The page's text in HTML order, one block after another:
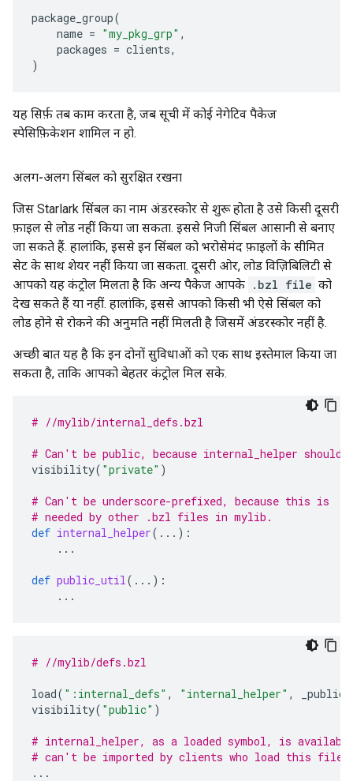
package_group(
name = "my_pkg_grp" ,
packages = clients,
)
यह सिर्फ़ तब काम करता है, जब सूची में कोई नेगेटिव पैकेज
स्पेसिफ़िकेशन शामिल न हो.
अलग-अलग सिंबल को सुरक्षित रखना
जिस Starlark सिंबल का नाम अंडरस्कोर से शुरू होता है उसे किसी दूसरी
फ़ाइल से लोड नहीं किया जा सकता. इससे निजी सिंबल आसानी से बनाए
जा सकते हैं. हालांकि, इससे इन सिंबल को भरोसेमंद फ़ाइलों के सीमित
सेट के साथ शेयर नहीं किया जा सकता. दूसरी ओर, लोड विज़िबिलिटी से
आपको यह कंट्रोल मिलता है कि अन्य पैकेज आपके .bzl file को
देख सकते हैं या नहीं. हालांकि, इससे आपको किसी भी ऐसे सिंबल को
लोड होने से रोकने की अनुमति नहीं मिलती है जिसमें अंडरस्कोर नहीं है.
अच्छी बात यह है कि इन दोनों सुविधाओं को एक साथ इस्तेमाल किया जा
सकता है, ताकि आपको बेहतर कंट्रोल मिल सके.
# //mylib/internal_defs.bzl
# Can't be public, because internal_helper
visibility( "private" )
# Can't be underscore-prefixed, because this is
# needed by other .bzl files in mylib.
def internal_helper( ... ):
...
def public_util( ... ):
...
# //mylib/defs.bzl
load( ":internal_defs" , "internal_helper" ,
visibility( "public" )
# internal_helper, as a loaded symbol, is
# can't be imported by clients who load this file.
...